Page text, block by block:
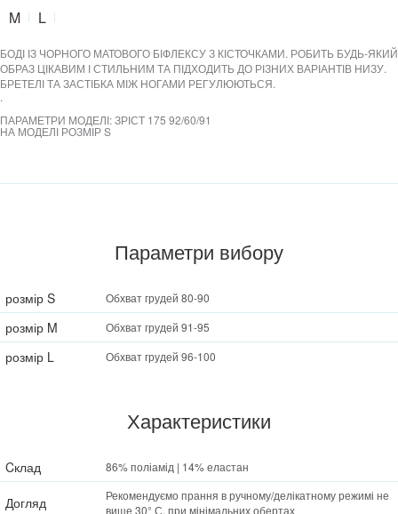
M L
БОДІ ІЗ ЧОРНОГО МАТОВОГО БІФЛЕКСУ З КІСТОЧКАМИ. РОБИТЬ БУДЬ-ЯКИЙ
ОБРАЗ ЦІКАВИМ І СТИЛЬНИМ ТА ПІДХОДИТЬ ДО РІЗНИХ ВАРІАНТІВ НИЗУ.
БРЕТЕЛІ ТА ЗАСТІБКА МІЖ НОГАМИ РЕГУЛЮЮТЬСЯ.
.
ПАРАМЕТРИ МОДЕЛІ: ЗРІСТ 175 92/60/91
НА МОДЕЛІ РОЗМІР S
Параметри вибору
розмір S Обхват грудей 80-90
розмір M Обхват грудей 91-95
розмір L Обхват грудей 96-100
Характеристики
Cклад 86% поліамід | 14% еластан
Догляд
Рекомендуємо прання в ручному/делікатному режимі не
вище 30° С, при мінімальних обертах